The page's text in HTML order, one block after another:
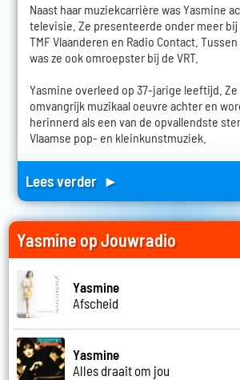
Naast haar muziekcarrière was Yasmine
televisie. Ze presenteerde onder meer bij
TMF Vlaanderen en Radio Contact.
was ze ook omroepster bij de VRT.
Yasmine overleed op 37-jarige leeftijd.
omvangrijk muzikaal oeuvre achter en
herinnerd als een van de opvallendste
Vlaamse pop- en kleinkunstmuziek.
Lees verder ►
Yasmine op Jouwradio
Yasmine
Afscheid
Yasmine
Alles draait om jou